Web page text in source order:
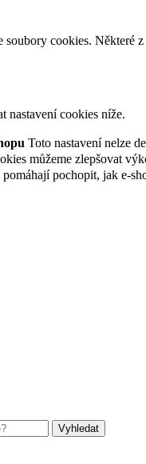
cookies. Některé
nastavení cookies níže.
Toto nastavení nelze
můžeme zlepšovat
pochopit, jak e-
Vyhledat